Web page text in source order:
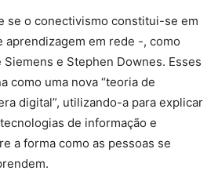
se o conectivismo constitui-se em
aprendizagem em rede -, como
e Stephen Downes. Esses
como uma nova “teoria de
digital”, utilizando-a para explicar
de informação e
a forma como as pessoas se